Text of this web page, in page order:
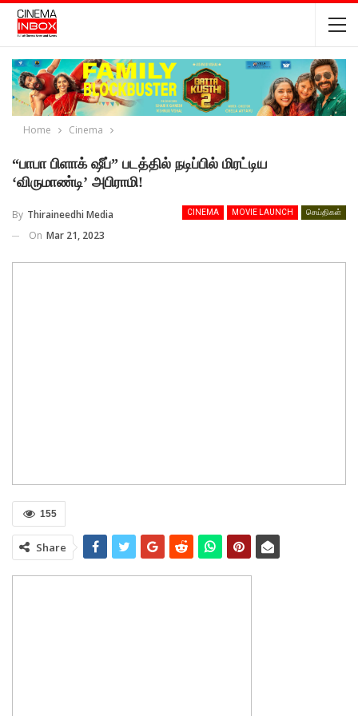
Home Cinema
“பாபா பிளாக்‌ ஷீப்” படத்தில் நடிப்பில் மிரட்டிய
‘விருமாண்டி’ அபிராமி!
CINEMA MOVIE LAUNCH செய்திகள்
By Thiraineedhi Media
On Mar 21, 2023
155
Share